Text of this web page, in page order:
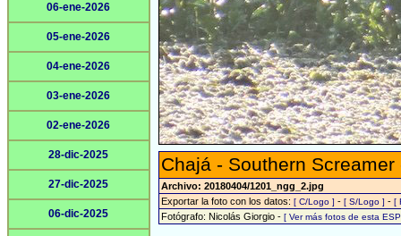
06-ene-2026
05-ene-2026
04-ene-2026
03-ene-2026
02-ene-2026
28-dic-2025
27-dic-2025
06-dic-2025
Chajá - Southern
Archivo: 20180404/1201_ngg_2.jpg
Exportar la foto con los datos: [ C/Logo ] - [ S/Logo ] - [
Fotógrafo: Nicolás Giorgio - [ Ver más fotos de esta